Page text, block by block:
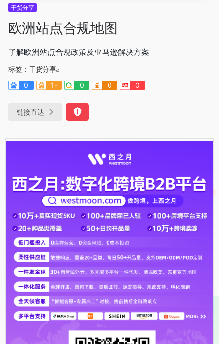
干货分享
欧洲站点合规地图
了解欧洲站点合规政策及亚⻢逊解决⽅案
标签： 干货分享
0
1- 0 0 0
链接直达